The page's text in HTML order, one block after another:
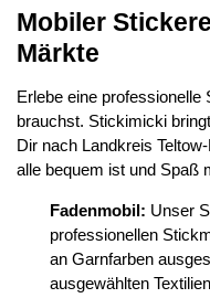
Mobiler
Märkte
Erlebe eine
brauchst. Stickimicki
Dir nach Landkreis
alle bequem ist und Spaß
Fadenmobil: Unser
professionellen
an Garnfarben
ausgewählten